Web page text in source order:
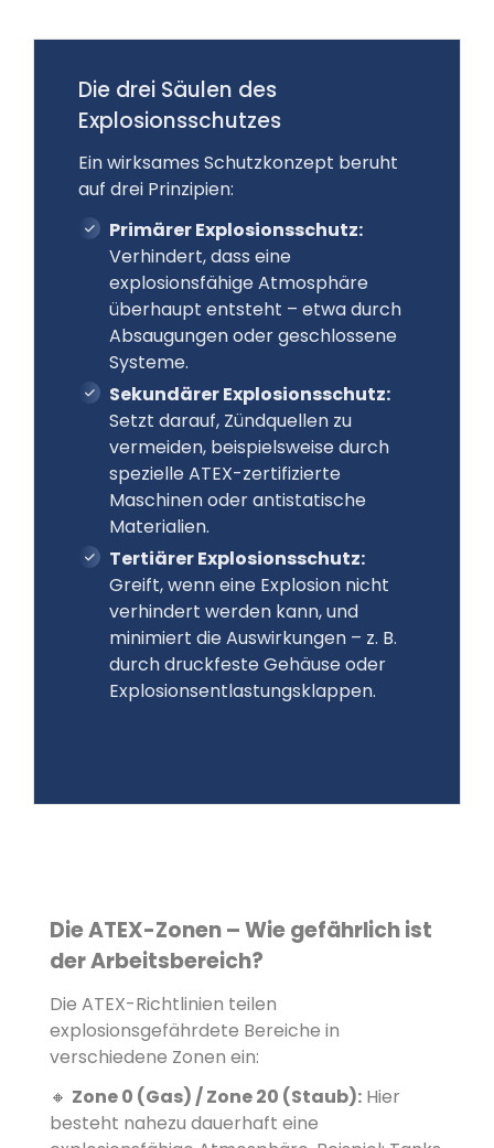
Die drei Säulen des
Explosionsschutzes
Ein wirksames Schutzkonzept beruht
auf drei Prinzipien:
Primärer Explosionsschutz:
Verhindert, dass eine
explosionsfähige Atmosphäre
überhaupt entsteht – etwa durch
Absaugungen oder geschlossene
Systeme.
Sekundärer Explosionsschutz:
Setzt darauf, Zündquellen zu
vermeiden, beispielsweise durch
spezielle ATEX-zertifizierte
Maschinen oder antistatische
Materialien.
Tertiärer Explosionsschutz:
Greift, wenn eine Explosion nicht
verhindert werden kann, und
minimiert die Auswirkungen – z. B.
durch druckfeste Gehäuse oder
Explosionsentlastungsklappen.
Die ATEX-Zonen – Wie gefährlich ist
der Arbeitsbereich?
Die ATEX-Richtlinien teilen
explosionsgefährdete Bereiche in
verschiedene Zonen ein:
🔸 Zone 0 (Gas) / Zone 20 (Staub): Hier
besteht nahezu dauerhaft eine